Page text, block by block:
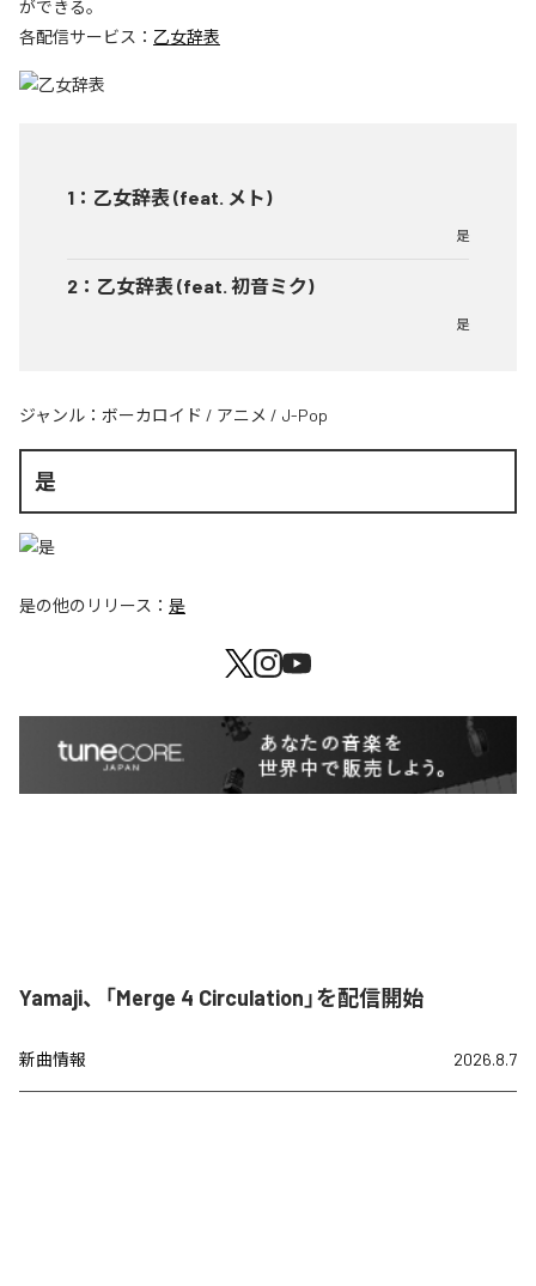
ができる。
各配信サービス： 乙女辞表
1 ： 乙女辞表 (feat. メト)
是
2 ： 乙女辞表 (feat. 初音ミク)
是
ジャンル： ボーカロイド / アニメ / J-Pop
是
是の他のリリース： 是
Yamaji、「Merge 4 Circulation」を配信開始
新曲情報 2026.8.7